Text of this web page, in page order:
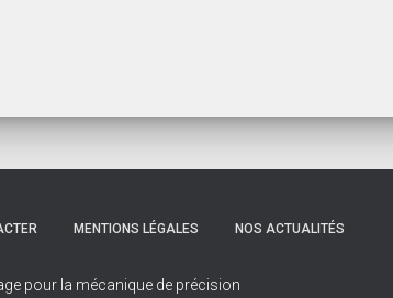
MENTIONS LÉGALES NOS ACTUALITÉS
pour la mécanique de précision